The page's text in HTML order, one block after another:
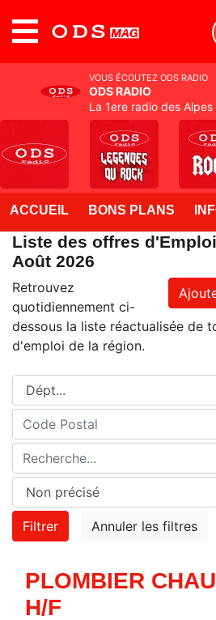
ACCUEIL BONS PLANS
Liste des offres
Août 2026
Retrouvez
quotidiennement ci-
dessous la liste réactualisée de
d'emploi de la région.
PLOMBIER
H/F
VOUS ÉCOUTEZ ODS RADIO
ODS RADIO
La 1ere radio des Alpes